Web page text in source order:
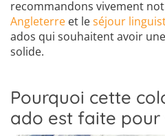
recommandons vivement
Angleterre et leséjour
ados qui souhaitent avoir
solide.
Pourquoi cette
ado est faite pour